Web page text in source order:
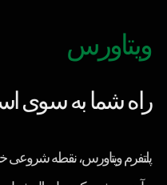
ویتاورس
راه شما به سوی
پلتفرم ویتاورس، نقطه شروعی